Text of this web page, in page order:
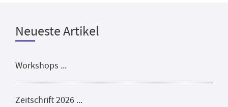
Neueste Artikel
Workshops ...
Zeitschrift 2026 ...